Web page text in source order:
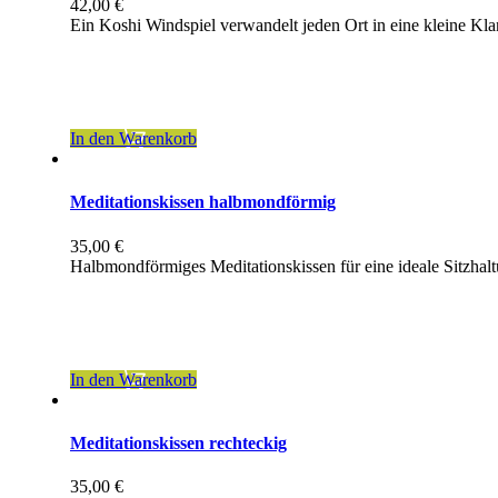
42,00 €
Ein Koshi Windspiel verwandelt jeden Ort in eine kleine
In den Warenkorb
Meditationskissen halbmondförmig
35,00 €
Halbmondförmiges Meditationskissen für eine ideale
In den Warenkorb
Meditationskissen rechteckig
35,00 €